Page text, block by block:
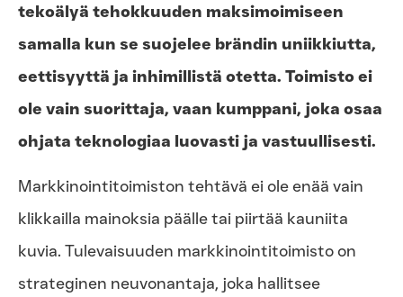
tekoälyä tehokkuuden maksimoimiseen
samalla kun se suojelee brändin uniikkiutta,
eettisyyttä ja inhimillistä otetta. Toimisto ei
ole vain suorittaja, vaan kumppani, joka osaa
ohjata teknologiaa luovasti ja vastuullisesti.
Markkinointitoimiston tehtävä ei ole enää vain
klikkailla mainoksia päälle tai piirtää kauniita
kuvia. Tulevaisuuden markkinointitoimisto on
strateginen neuvonantaja, joka hallitsee